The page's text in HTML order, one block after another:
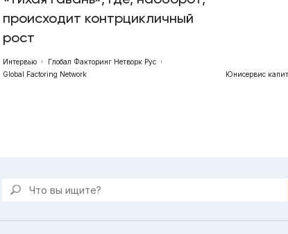
происходит контрцикличный
рост
Интервью
Глобал Факторинг Нетворк Рус
Global Factoring Network
Юнисервис